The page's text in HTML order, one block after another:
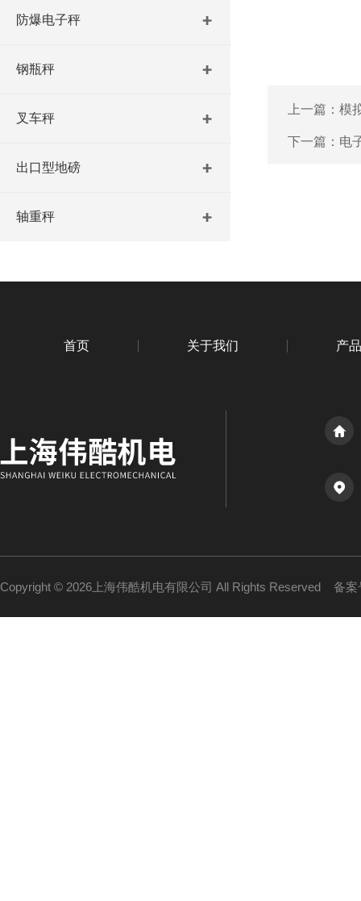
防爆电子秤
钢瓶秤
叉车秤
出口型地磅
轴重秤
上一篇： 模
下一篇： 电
首页 关于我们 产
Copyright © 2026上海伟酷机电有限公司 All Rights Reserved 备案